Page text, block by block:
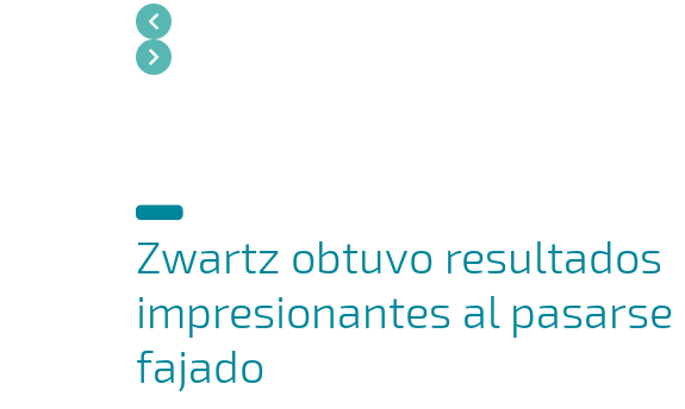
Zwartz obtuvo resultados
impresionantes al pasarse
fajado